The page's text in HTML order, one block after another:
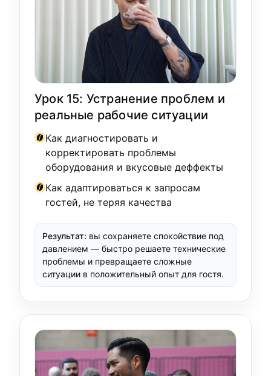
Урок 15: Устранение проблем и
реальные рабочие ситуации
Как диагностировать и
корректировать проблемы
оборудования и вкусовые деффекты
Как адаптироваться к запросам
гостей, не теряя качества
Результат: вы сохраняете спокойствие под
давлением — быстро решаете технические
проблемы и превращаете сложные
ситуации в положительный опыт для гостя.